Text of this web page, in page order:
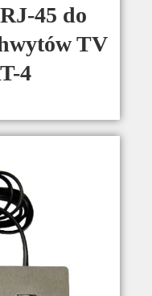
45 do
TV
4